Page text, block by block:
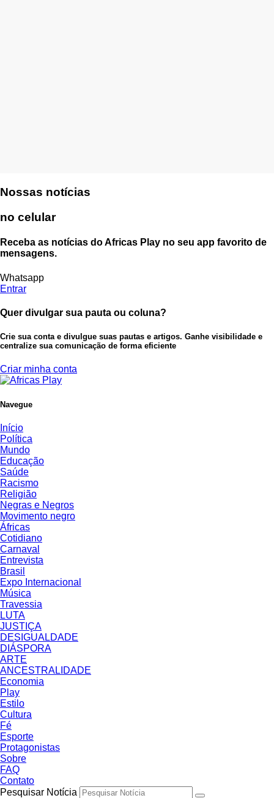
Nossas notícias
no celular
Receba as notícias do Africas Play no seu app favorito de
mensagens.
Whatsapp
Entrar
Quer divulgar sua pauta ou coluna?
Crie sua conta e divulgue suas pautas e artigos. Ganhe visibilidade e
centralize sua comunicação de forma eficiente
Criar minha conta
Navegue
Início
Política
Mundo
Educação
Saúde
Racismo
Religião
Negras e Negros
Movimento negro
Áfricas
Cotidiano
Carnaval
Entrevista
Brasil
Expo Internacional
Música
Travessia
LUTA
JUSTIÇA
DESIGUALDADE
DIÁSPORA
ARTE
ANCESTRALIDADE
Economia
Play
Estilo
Cultura
Fé
Esporte
Protagonistas
Sobre
FAQ
Contato
Pesquisar Notícia